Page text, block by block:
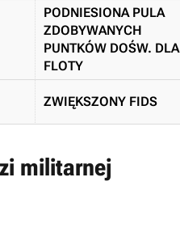
PODNIESIONA PULA
ZDOBYWANYCH
PUNTKÓW DOŚW. DLA
FLOTY
ZWIĘKSZONY FIDS
militarnej